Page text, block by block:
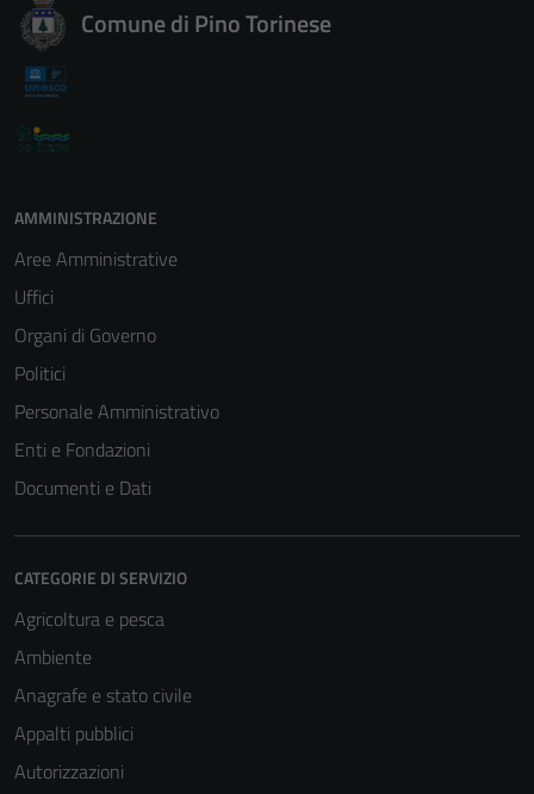
Comune di Pino Torinese
AMMINISTRAZIONE
Aree Amministrative
Uffici
Organi di Governo
Politici
Personale Amministrativo
Enti e Fondazioni
Documenti e Dati
CATEGORIE DI SERVIZIO
Agricoltura e pesca
Ambiente
Anagrafe e stato civile
Appalti pubblici
Autorizzazioni